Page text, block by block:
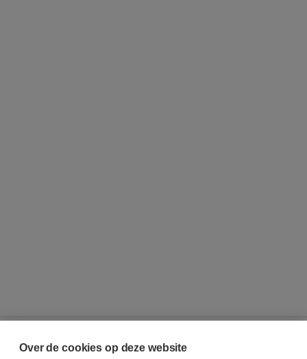
Over de cookies op deze website